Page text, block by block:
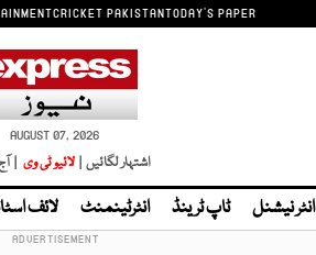
CRICKET PAKISTANTODAY'S PAPER
AUGUST 07, 2026
اشتہار لگائیں | لائیو ٹی وی |
انٹر نیشنل ٹاپ ٹرینڈ انٹرٹینمنٹ لائف